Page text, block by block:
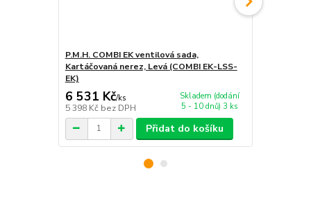
P.M.H. COMBI EK ventilová sada,
Kartáčovaná nerez, Levá (COMBI EK-LSS-
EK)
6 531 Kč/ks
5 398 Kč bez DPH
Skladem (dodání
5 - 10 dnů) 3 ks
Přidat do košíku